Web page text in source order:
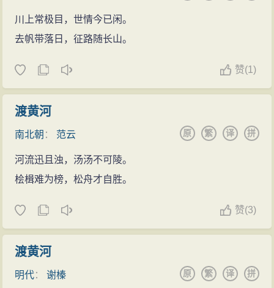
川上常极目，世情今已闲。
去帆带落日，征路随长山。
赞(1)
渡黄河
南北朝 ： 范云 拼
译
繁
原
河流迅且浊，汤汤不可陵。
桧楫难为榜，松舟才自胜。
赞(3)
渡黄河
明代：谢榛 拼
译
繁
原